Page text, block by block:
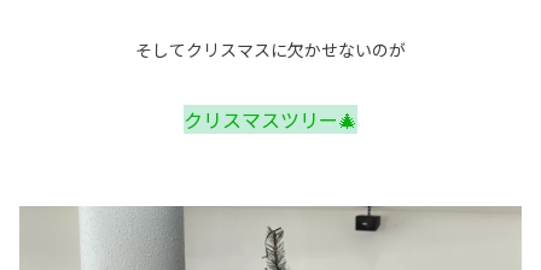
そしてクリスマスに欠かせないのが
クリスマスツリー🎄